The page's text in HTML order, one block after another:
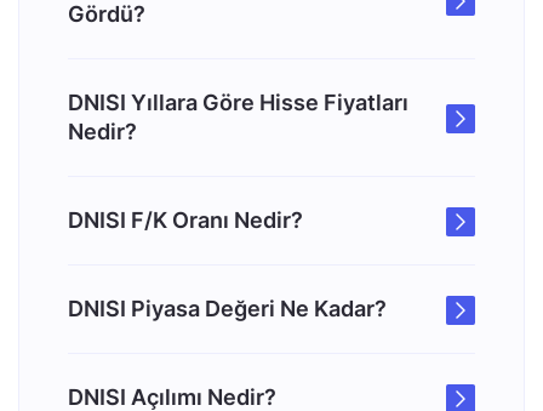
Gördü?
DNISI Yıllara Göre Hisse Fiyatları
Nedir?
DNISI F/K Oranı Nedir?
DNISI Piyasa Değeri Ne Kadar?
DNISI Açılımı Nedir?